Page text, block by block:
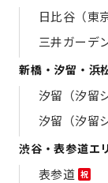
日比谷（東
三井ガーデ
新橋・汐留・浜
汐留（汐留
汐留（汐留
渋谷・表参道エ
表参道 祝